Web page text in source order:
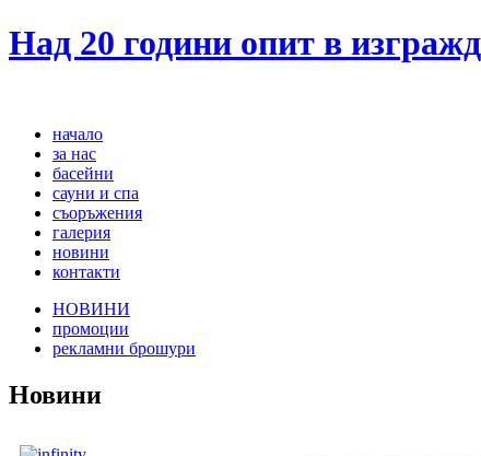
Над 20 години опит в
начало
за нас
басейни
сауни и спа
съоръжения
галерия
новини
контакти
НОВИНИ
промоции
рекламни брошури
Новини